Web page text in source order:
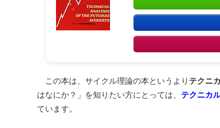
この本は、サイクル理論の本というより テクニ
はなにか？」を知りたい方にとっては、 テクニカ
ています。